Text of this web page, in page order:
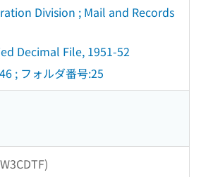
Division ; Mail and Records
Decimal File, 1951-52
; フォルダ番号:25